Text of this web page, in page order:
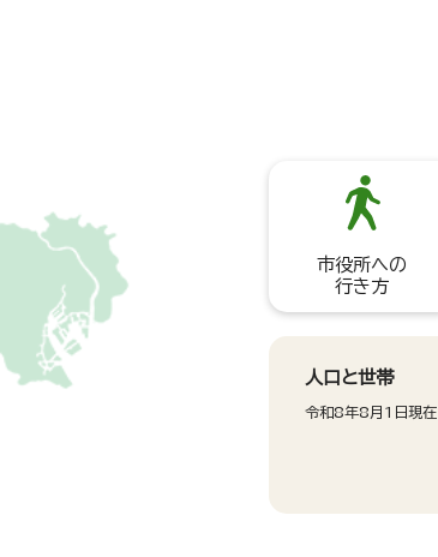
市役所への
行き方
人口と世帯
令和8年8月1日現在